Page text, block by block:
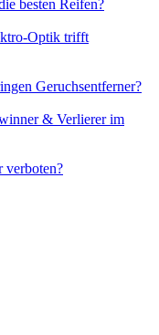
besten Reifen?
Optik trifft
Geruchsentferner?
& Verlierer im
verboten?